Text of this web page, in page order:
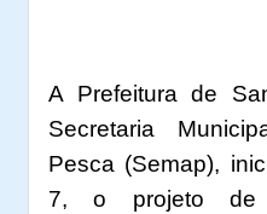
A Prefeitura de
Secretaria
Pesca (Semap),
7, o projeto de